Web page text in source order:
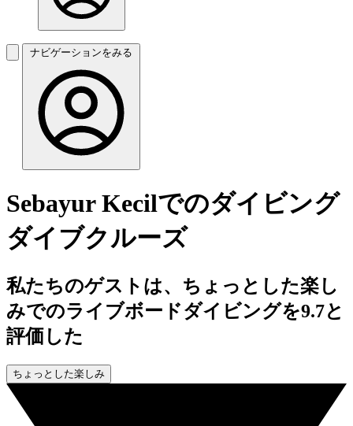
ナビゲーションをみる
Sebayur Kecilでのダイビング
ダイブクルーズ
私たちのゲストは、ちょっとした楽し
みでのライブボードダイビングを9.7と
評価した
ちょっとした楽しみ